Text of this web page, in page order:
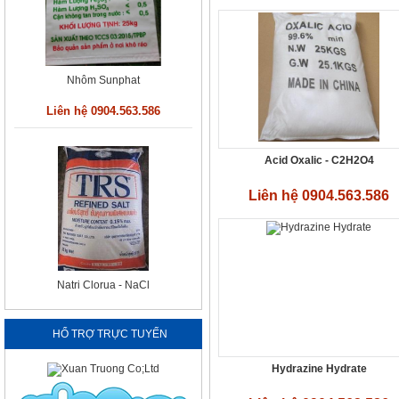
Nhôm Sunphat
Liên hệ 0904.563.586
Natri Clorua - NaCl
HỔ TRỢ TRỰC TUYẾN
Acid Oxalic - C2H2O4
Liên hệ 0904.563.586
Hydrazine Hydrate